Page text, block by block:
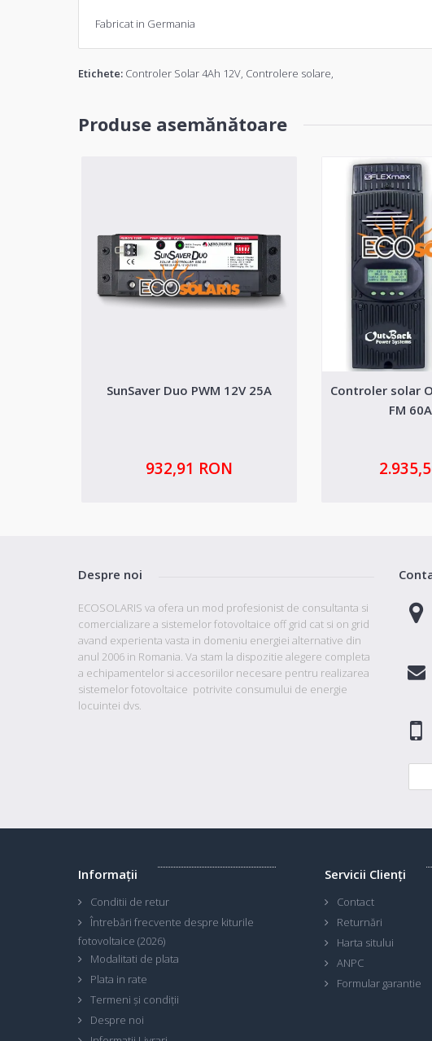
Fabricat in Germania
Etichete: Controler Solar 4Ah 12V, Controlere solare,
Produse asemănătoare
SunSaver Duo PWM 12V 25A
932,91 RON
Controler solar
FM
Despre noi
ECOSOLARIS va ofera un mod profesionist de consultanta si
comercializare a sistemelor fotovoltaice off grid cat si on grid
avand experienta vasta in domeniu energiei alternative din
anul 2006 in Romania. Va stam la dispozitie alegere completa
a echipamentelor si accesoriilor necesare pentru realizarea
sistemelor fotovoltaice potrivite consumului de energie
locuintei dvs.
Informaţii
Conditii de retur
Întrebări frecvente despre kiturile
fotovoltaice (2026)
Modalitati de plata
Plata in rate
Termeni și condiții
Despre noi
Servicii Clienţi
Contact
Returnări
Harta sitului
ANPC
Formular garantie